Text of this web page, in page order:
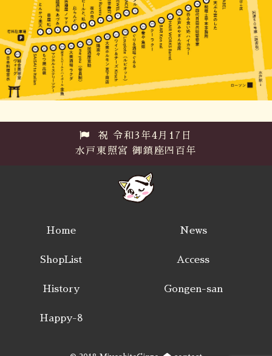
祝 令和3年4月17日
水戸東照宮 御鎮座四百年
Home News
ShopList Access
History Gongen-san
Happy-8